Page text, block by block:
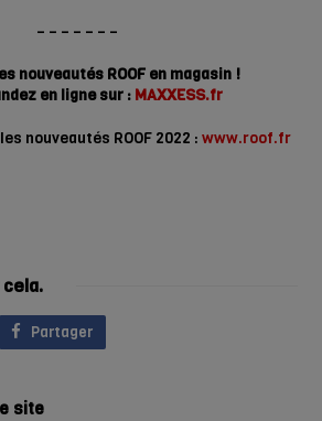
– – – – – – –
nouveautés ROOF en magasin !
en ligne sur : MAXXESS.fr
nouveautés ROOF 2022 : www.roof.fr
Partager
site